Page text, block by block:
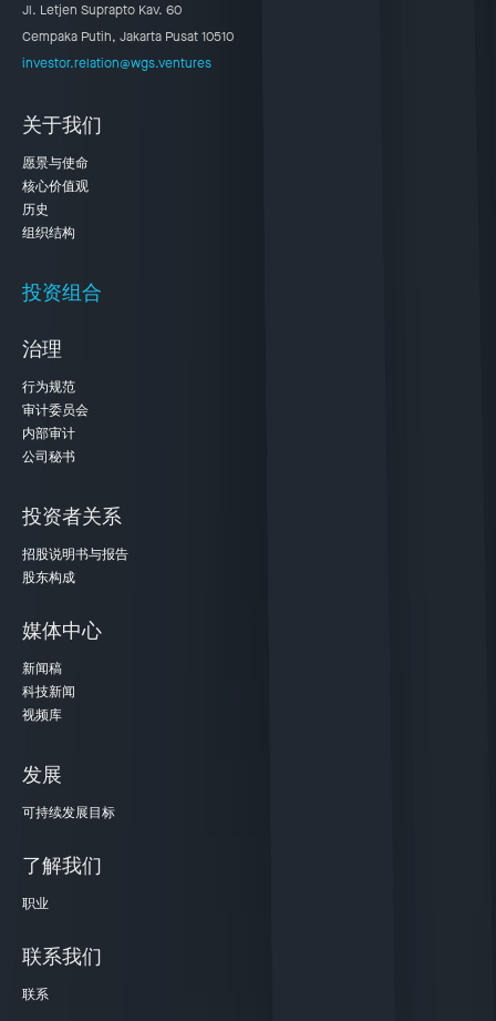
Jl. Letjen Suprapto Kav. 60
Cempaka Putih, Jakarta Pusat 10510
investor.relation@wgs.ventures
关于我们
愿景与使命
核心价值观
历史
组织结构
投资组合
治理
行为规范
审计委员会
内部审计
公司秘书
投资者关系
招股说明书与报告
股东构成
媒体中心
新闻稿
科技新闻
视频库
发展
可持续发展目标
了解我们
职业
联系我们
联系